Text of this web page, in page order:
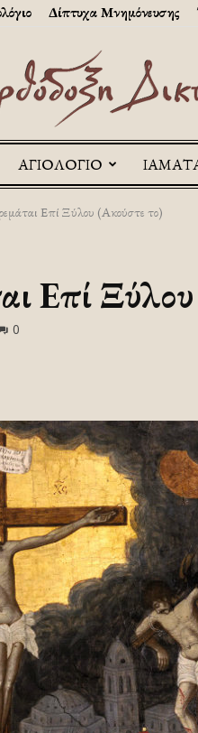
Δίπτυχα Μνημόνευσης
ΑΓΙΟΛΟΓΙΟ
Επί Ξύλου (Ακούστε το)
Επί
0